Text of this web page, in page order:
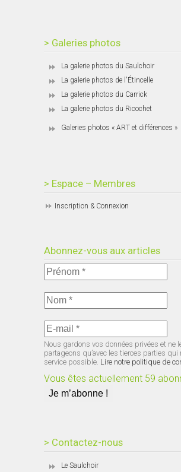
> Galeries photos
La galerie photos du Saulchoir
La galerie photos de l'Étincelle
La galerie photos du Carrick
La galerie photos du Ricochet
Galeries photos « ART et différences »
> Espace – Membres
Inscription & Connexion
Abonnez-vous aux articles
Nous gardons vos données privées et ne
partageons qu’avec les tierces parties qui
service possible. Lire notre politique de
Vous êtes actuellement 59
> Contactez-nous
Le Saulchoir